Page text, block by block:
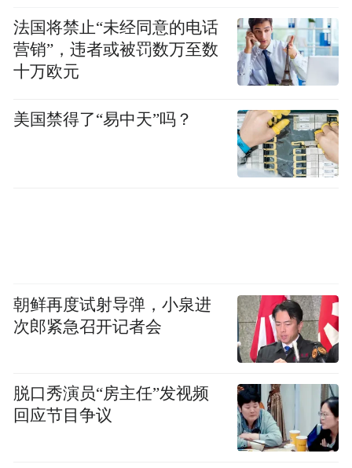
消申请后重新投报。
6.根据岗位需求变化及报名情况等因素，我
行有权调整、取消或终止个别岗位的招聘工
作，并在法律允许范围内对本次招聘享有最
2024年3月
“特别声明：以上作品内容(包括在内的视频、图片或音
频)为凤凰网旗下自媒体平台“大风号”用户上传并发
布，本平台仅提供信息存储空间服务。
Notice: The content above (including the videos,
法国将禁止“未经同意的电话
营销”，违者或被罚数万至数
十万欧元
美国禁得了“易中天”吗？
朝鲜再度试射导弹，小泉进
次郎紧急召开记者会
脱口秀演员“房主任”发视频
回应节目争议